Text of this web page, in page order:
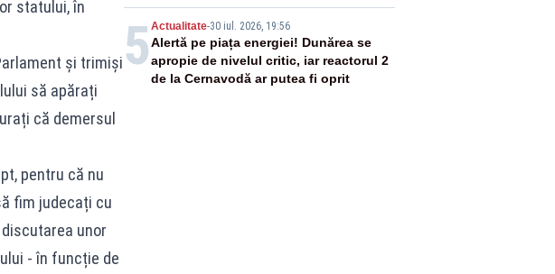
statului, în
și trimiși
să apărați
că demersul
pentru că nu
fim judecați cu
unor
- în funcție de
5 Actualitate-30 iul. 2026, 19:56
Alertă pe piața energiei! Dunărea se
apropie de nivelul critic, iar reactorul 2
de la Cernavodă ar putea fi oprit